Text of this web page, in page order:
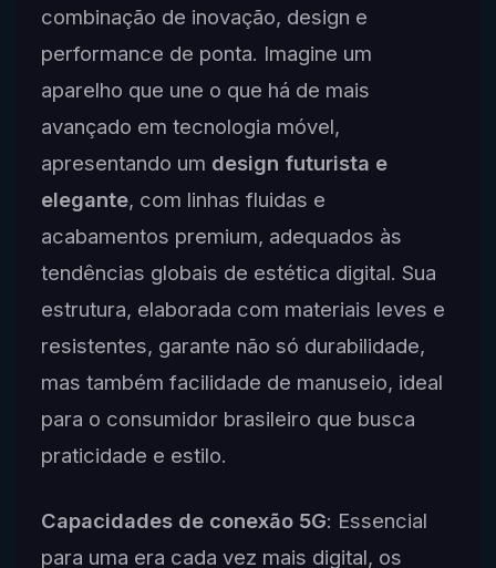
combinação de inovação, design e
performance de ponta. Imagine um
aparelho que une o que há de mais
avançado em tecnologia móvel,
apresentando um design futurista e
elegante, com linhas fluidas e
acabamentos premium, adequados às
tendências globais de estética digital. Sua
estrutura, elaborada com materiais leves e
resistentes, garante não só durabilidade,
mas também facilidade de manuseio, ideal
para o consumidor brasileiro que busca
praticidade e estilo.
Capacidades de conexão 5G: Essencial
para uma era cada vez mais digital, os